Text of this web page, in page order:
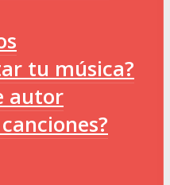
tu música?
autor